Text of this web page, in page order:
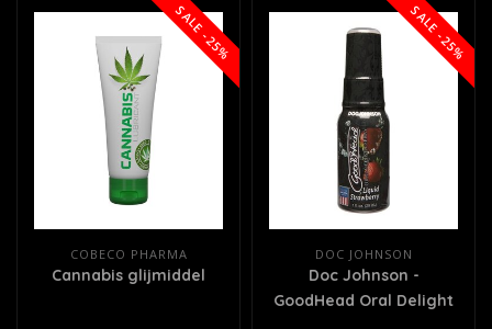
SALE -25%
COBECO PHARMA
Cannabis glijmiddel
SALE -25%
DOC JOHNSON
Doc Johnson -
GoodHead Oral Delight